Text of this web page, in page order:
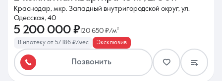
Краснодар, мкр. Западный внутригородской округ, ул.
Одесская, 40
5 200 000 ₽120 650 ₽/м²
В ипотеку от 57 186 ₽/мес Эксклюзив
Позвонить